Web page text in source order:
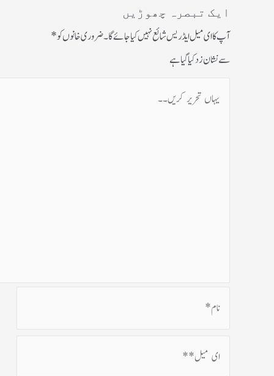
ایک تبصرہ چھوڑیں
آپ کا ای میل ایڈریس شائع نہیں کیا جائے گا۔ضروری خانوں کو*
سے نشان زد کیا گیا ہے